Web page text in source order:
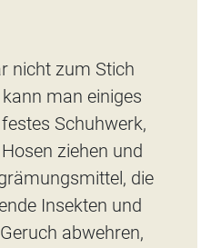
nicht zum Stich
man einiges
Schuhwerk,
ziehen und
die
Insekten und
abwehren,